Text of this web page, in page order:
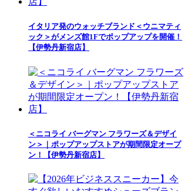
イタリア発のウォッチブランド＜ウニマティ
ック＞がメンズ館1Fでポップアップを開催！
【伊勢丹新宿店】
＜ニコライ バーグマン フラワーズ＆デザイ
ン＞｜ポップアップストアが期間限定オープ
ン！【伊勢丹新宿店】